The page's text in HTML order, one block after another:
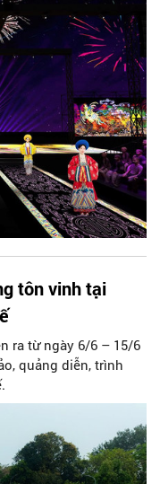
tôn vinh tại
ra từ ngày 6/6 – 15/6
quảng diễn, trình